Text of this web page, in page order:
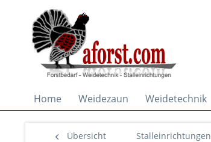
Home Weidezaun Weidetechnik
Übersicht Stalleinrichtungen